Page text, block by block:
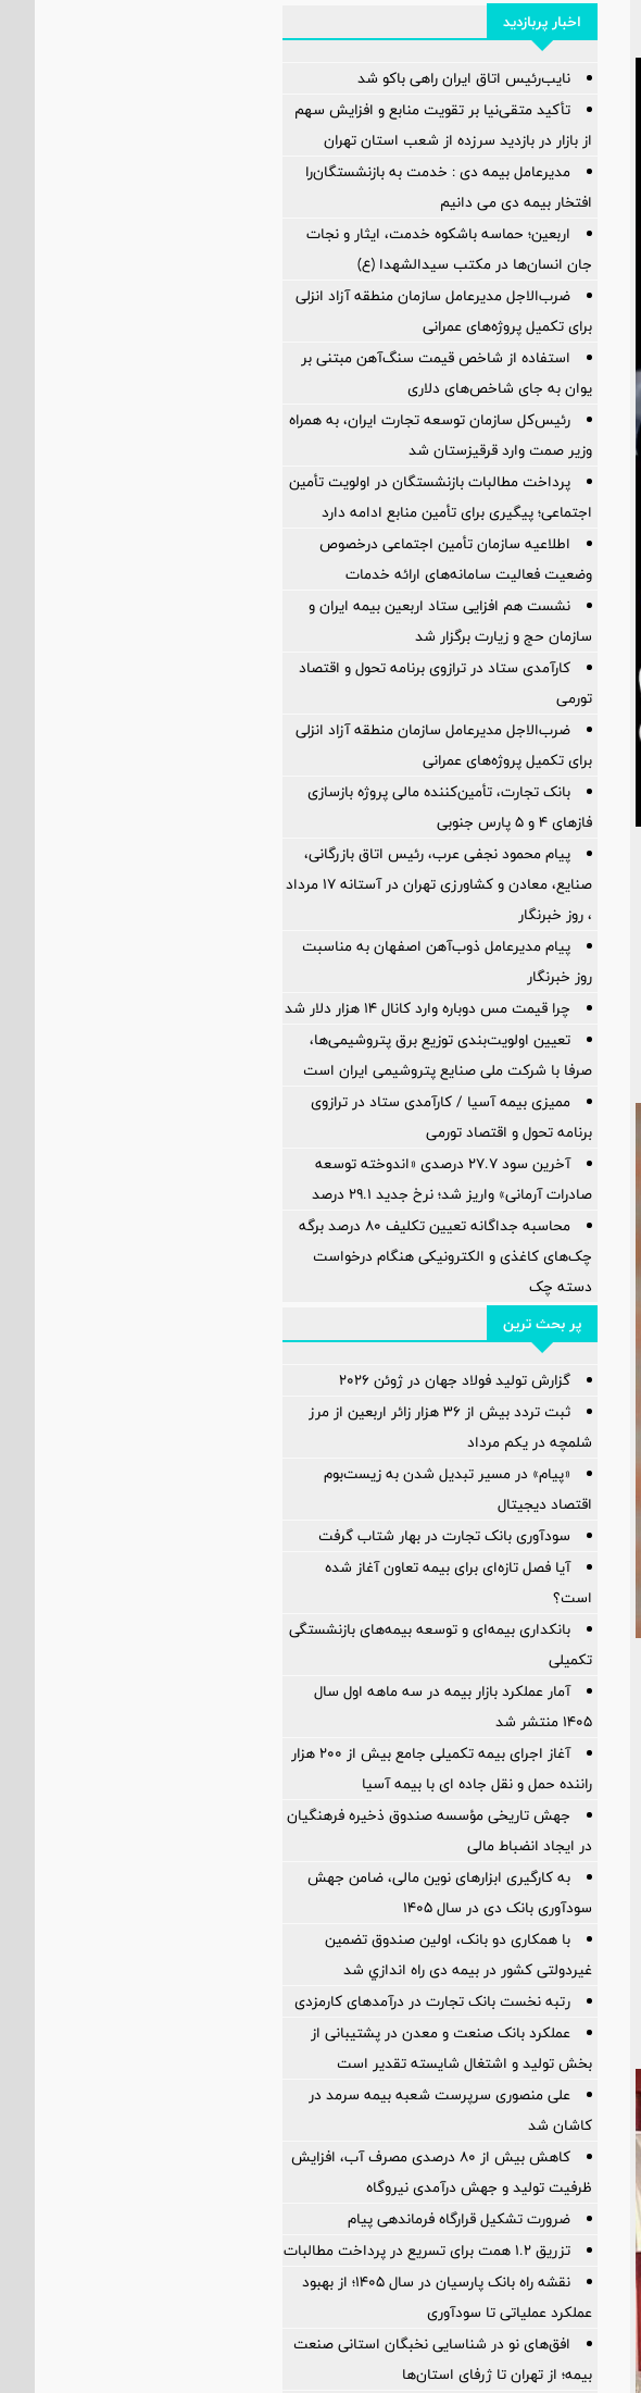
اخبار پربازدید
نایب‌رئیس اتاق ایران راهی باکو شد
تأکید متقی‌نیا بر تقویت منابع و افزایش سهم
از بازار در بازدید سرزده از شعب استان تهران
مدیرعامل بیمه دی : خدمت به بازنشستگان‌را
افتخار بیمه دی می دانیم
اربعین؛ حماسه باشکوه خدمت، ایثار و نجات
جان انسان‌ها در مکتب سیدالشهدا (ع)
ضرب‌الاجل مدیرعامل سازمان منطقه آزاد انزلی
برای تكمیل پروژه‌های عمرانی
استفاده از شاخص قیمت سنگ‌آهن مبتنی بر
یوان به جای شاخص‌های دلاری
رئیس‌کل سازمان توسعه تجارت ایران، به همراه
وزیر صمت وارد قرقیزستان شد
پرداخت مطالبات بازنشستگان در اولویت تأمین
اجتماعی؛ پیگیری برای تأمین منابع ادامه دارد
اطلاعیه سازمان تأمین اجتماعی درخصوص
وضعیت فعالیت سامانه‌های ارائه خدمات
نشست هم افزایی ستاد اربعین بیمه ایران و
سازمان حج و زیارت برگزار شد
کارآمدی ستاد در ترازوی برنامه تحول و اقتصاد
تورمی
ضرب‌الاجل مدیرعامل سازمان منطقه آزاد انزلی
برای تكمیل پروژه‌های عمرانی
بانک تجارت، تأمین‌کننده مالی پروژه بازسازی
فازهای ۴ و ۵ پارس جنوبی
پیام محمود نجفی عرب، رئیس اتاق بازرگانی،
صنایع، معادن و کشاورزی تهران در آستانه 17 مرداد
، روز خبرنگار
پیام مدیرعامل ذوب‌آهن اصفهان به مناسبت
روز خبرنگار
چرا قیمت مس دوباره وارد کانال ۱۴ هزار دلار شد
تعیین اولویت‌بندی توزیع برق پتروشیمی‌ها،
صرفا با شرکت ملی صنایع پتروشیمی ایران است
ممیزی بیمه آسیا / کارآمدی ستاد در ترازوی
برنامه تحول و اقتصاد تورمی
آخرین سود ۲۷.۷ درصدی «اندوخته توسعه
صادرات آرمانی» واریز شد؛ نرخ جدید ۲۹.۱ درصد
محاسبه جداگانه تعیین تکلیف 80 درصد برگه
چک‌های کاغذی و الکترونیکی هنگام درخواست
دسته چک
پر بحث ترین
گزارش تولید فولاد جهان در ژوئن ۲۰۲۶
ثبت تردد بیش از ۳۶ هزار زائر اربعین از مرز
شلمچه در یکم مرداد
«پیام» در مسیر تبدیل شدن به زیست‌بوم
اقتصاد دیجیتال
سودآوری بانک تجارت در بهار شتاب گرفت
آیا فصل تازه‌ای برای بیمه تعاون آغاز شده
است؟
بانکداری بیمه‌ای و توسعه بیمه‌های بازنشستگی
تکمیلی
آمار عملكرد بازار بیمه در سه ماهه اول سال
1405 منتشر شد
آغاز اجرای بیمه تکمیلی جامع بیش از ۲۰۰ هزار
راننده حمل و نقل جاده ای با بیمه آسیا
جهش تاریخی مؤسسه صندوق ذخیره فرهنگیان
در ایجاد انضباط مالی
به کارگیری ابزارهای نوین مالی، ضامن جهش
سودآوری بانک دی در سال ۱۴۰۵
با همکاری دو بانک، اولین صندوق تضمین
غیردولتی کشور در بیمه دی راه اندازي شد
رتبه نخست بانک تجارت در درآمدهای کارمزدی
عملکرد بانک صنعت و معدن در پشتیبانی از
بخش تولید و اشتغال شایسته تقدیر است
علی منصوری سرپرست شعبه بیمه سرمد در
کاشان شد
کاهش بیش از ۸۰ درصدی مصرف آب، افزایش
ظرفیت تولید و جهش درآمدی نیروگاه
ضرورت تشكیل قرارگاه فرماندهی پیام
تزریق ۱.۲ همت برای تسریع در پرداخت مطالبات
نقشه راه بانک پارسیان در سال ۱۴۰۵؛ از بهبود
عملکرد عملیاتی تا سودآوری
افق‌های نو در شناسایی نخبگان استانی صنعت
بیمه؛ از تهران تا ژرفای استان‌ها